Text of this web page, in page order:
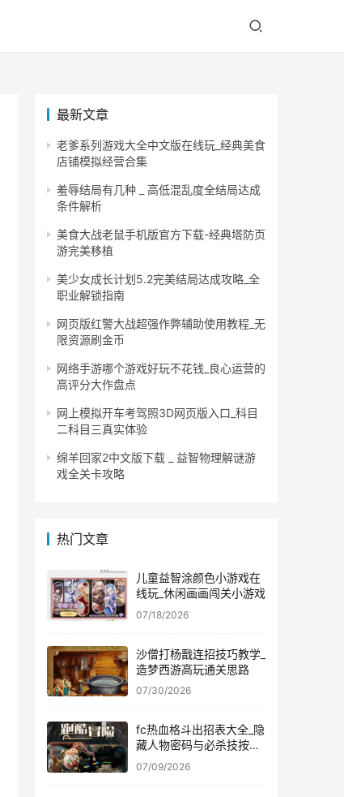
最新文章
老爹系列游戏大全中文版在线玩_经典美食
店铺模拟经营合集
羞辱结局有几种 _ 高低混乱度全结局达成
条件解析
美食大战老鼠手机版官方下载-经典塔防页
游完美移植
美少女成长计划5.2完美结局达成攻略_全
职业解锁指南
网页版红警大战超强作弊辅助使用教程_无
限资源刷金币
网络手游哪个游戏好玩不花钱_良心运营的
高评分大作盘点
网上模拟开车考驾照3D网页版入口_科目
二科目三真实体验
绵羊回家2中文版下载 _ 益智物理解谜游
戏全关卡攻略
热门文章
儿童益智涂颜色小游戏在
线玩_休闲画画闯关小游戏
07/18/2026
沙僧打杨戬连招技巧教学_
造梦西游高玩通关思路
07/30/2026
fc热血格斗出招表大全_隐
藏人物密码与必杀技按键
教学
07/09/2026